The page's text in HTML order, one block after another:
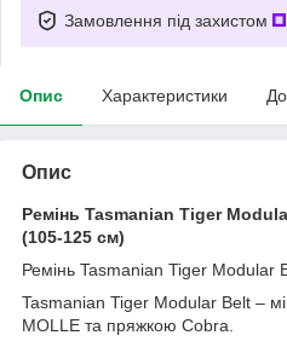
Замовлення під захистом
Опис Характеристики
Опис
Ремінь Tasmanian Tiger
(105-125 см)
Ремінь Tasmanian Tiger Modular
Tasmanian Tiger Modular Belt –
MOLLE та пряжкою Cobra.